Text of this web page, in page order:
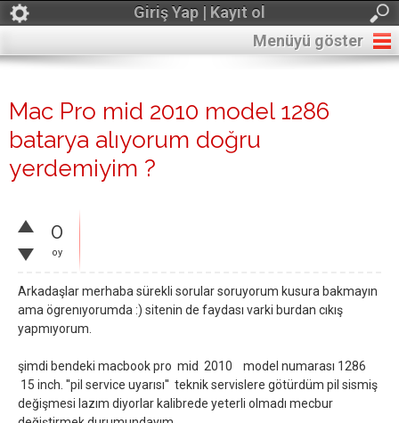
Giriş Yap | Kayıt ol
Menüyü göster
Mac Pro mid 2010 model 1286
batarya alıyorum doğru
yerdemiyim ?
0
oy
Arkadaşlar merhaba sürekli sorular soruyorum kusura bakmayın
ama ögrenıyorumda :) sitenin de faydası varki burdan cıkış
yapmıyorum.
şimdi bendeki macbook pro mid 2010 model numarası 1286
15 inch. ''pil service uyarısı'' teknik servislere götürdüm pil sismiş
değişmesi lazım diyorlar kalibrede yeterli olmadı mecbur